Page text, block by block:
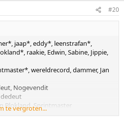
#20
jaap*, eddy*, leenstrafan*,
raakie, Edwin, Sabine, Jippie,
wereldrecord, dammer, Jan
Nogevendit
dedeut
Blokland, Sprintmaster
te vergroten...